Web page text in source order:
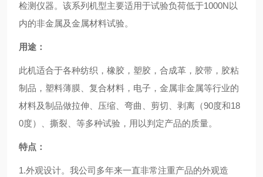
检测仪器。该系列机型主要适用于试验负荷低于1000N以
内的非金属及金属材料试验。
用途：
此机适合于各种纺织，橡胶，塑胶，合成革，胶带，胶粘
制品，塑料薄膜、复合材料，电子，金属非金属等行业的
材料及制品做拉伸、压缩、弯曲、剪切、剥离（90度和18
0度）、撕裂、等多种试验，用以判定产品的质量。
特点：
1.外观设计。我公司多年来一直非常注重产品的外观造